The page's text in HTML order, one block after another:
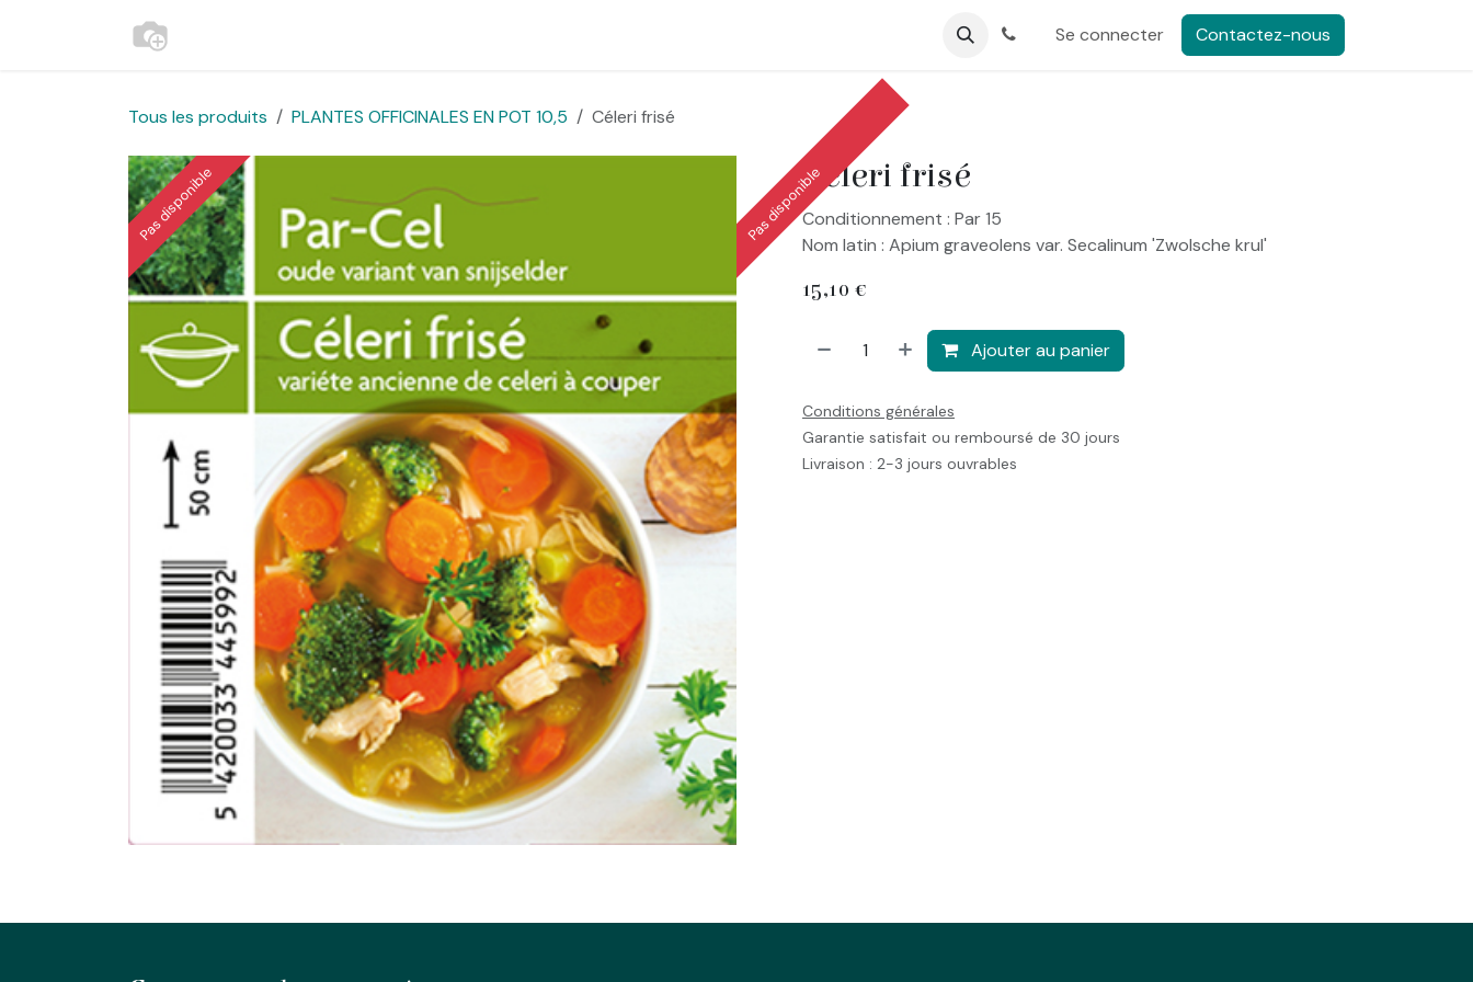
Se connecter Contactez-nous
Tous les produits PLANTES OFFICINALES EN POT 10,5 Céleri frisé
Pas disponible Céleri frisé
Pas disponibleConditionnement : Par 15
Nom latin : Apium graveolens var. Secalinum 'Zwolsche krul'
15,10 €
Ajouter au panier
Conditions générales
Garantie satisfait ou remboursé de 30 jours
Livraison : 2-3 jours ouvrables